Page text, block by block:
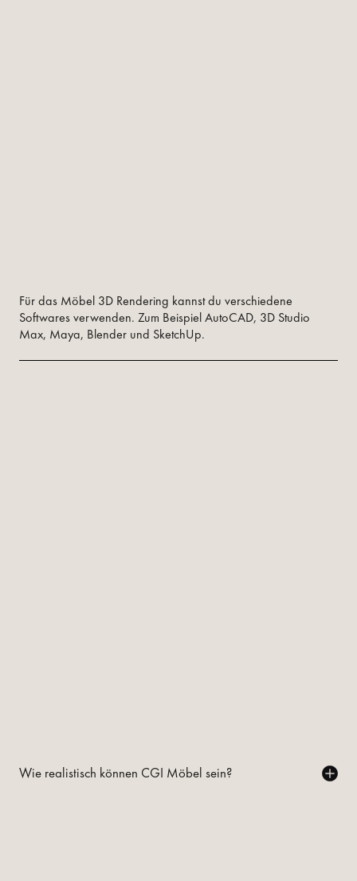
Für das Möbel 3D Rendering kannst du verschiedene
Softwares verwenden. Zum Beispiel AutoCAD, 3D Studio
Max, Maya, Blender und SketchUp.
Wie realistisch können CGI Möbel sein?